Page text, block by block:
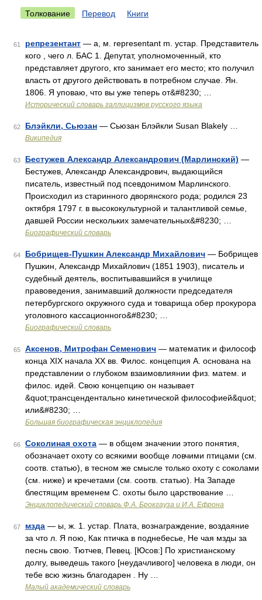
Толкование Перевод Книги
61 репрезентант — а, м. representant m. устар. Представитель
кого , чего л. БАС 1. Депутат, уполномоченный, кто
представляет другого, кто занимает его место; кто получил
власть от другого действовать в потребном случае. Ян.
1806. Я уповаю, что вы уже теперь от&#8230; …
Исторический словарь галлицизмов русского языка
62 Блэйкли, Сьюзан — Сьюзан Блэйкли Susan Blakely …
Википедия
63 Бестужев Александр Александрович (Марлинский) —
Бестужев, Александр Александрович, выдающийся
писатель, известный под псевдонимом Марлинского.
Происходил из старинного дворянского рода; родился 23
октября 1797 г. в высококультурной и талантливой семье,
давшей России нескольких замечательных&#8230; …
Биографический словарь
64 Бобрищев-Пушкин Александр Михайлович — Бобрищев
Пушкин, Александр Михайлович (1851 1903), писатель и
судебный деятель, воспитывавшийся в училище
правоведения, занимавший должности председателя
петербургского окружного суда и товарища обер прокурора
уголовного кассационного&#8230; …
Биографический словарь
65 Аксенов, Митрофан Семенович — математик и философ
конца XIX начала XX вв. Филос. концепция А. основана на
представлении о глубоком взаимовлиянии физ. матем. и
филос. идей. Свою концепцию он называет
&quot;трансцендентально кинетической философией&quot;
или&#8230; …
Большая биографическая энциклопедия
66 Соколиная охота — в общем значении этого понятия,
обозначает охоту со всякими вообще ловчими птицами (см.
соотв. статью), в тесном же смысле только охоту с соколами
(см. ниже) и кречетами (см. соотв. статью). На Западе
блестящим временем С. охоты было царствование …
Энциклопедический словарь Ф.А. Брокгауза и И.А. Ефрона
67 мзда — ы, ж. 1. устар. Плата, вознаграждение, воздаяние
за что л. Я пою, Как птичка в поднебесье, Не чая мзды за
песнь свою. Тютчев, Певец. [Юсов:] По христианскому
долгу, выведешь такого [неудачливого] человека в люди, он
тебе всю жизнь благодарен . Ну …
Малый академический словарь